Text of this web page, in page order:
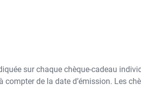
sur chaque chèque-cadeau
de la date d’émission. Les